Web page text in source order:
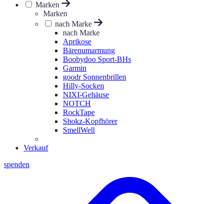
Marken
Marken
nach Marke
nach Marke
Aprikose
Bärenumarmung
Boobydoo Sport-BHs
Garmin
goodr Sonnenbrillen
Hilly-Socken
NIXI-Gehäuse
NOTCH
RockTape
Shokz-Kopfhörer
SmellWell
Verkauf
spenden